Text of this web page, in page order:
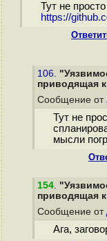
Тут не
https://
106.
приводящая
Сообщение от
Тут не
мысли
154.
приводящая
Сообщение от
Ага,